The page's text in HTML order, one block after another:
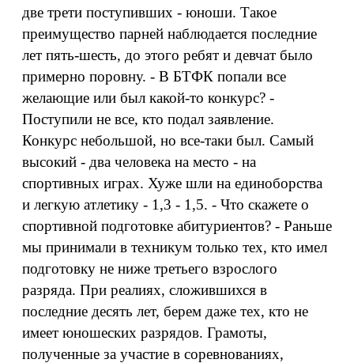
две трети поступивших - юноши. Такое
преимущество парней наблюдается последние
лет пять-шесть, до этого ребят и девчат было
примерно поровну. - В БТФК попали все
желающие или был какой-то конкурс? -
Поступили не все, кто подал заявление.
Конкурс небольшой, но все-таки был. Самый
высокий - два человека на место - на
спортивных играх. Хуже шли на единоборства
и легкую атлетику - 1,3 - 1,5. - Что скажете о
спортивной подготовке абитуриентов? - Раньше
мы принимали в техникум только тех, кто имел
подготовку не ниже третьего взрослого
разряда. При реалиях, сложившихся в
последние десять лет, берем даже тех, кто не
имеет юношеских разрядов. Грамоты,
полученные за участие в соревнованиях,